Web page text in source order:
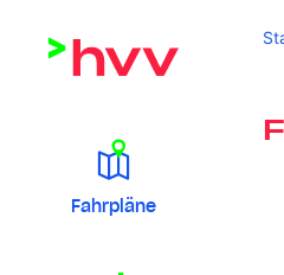
Fahrpläne